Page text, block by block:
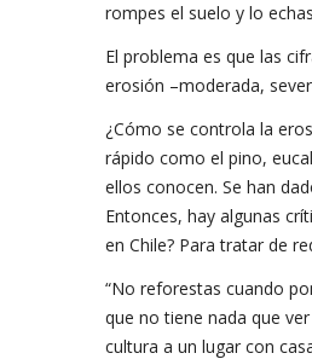
rompes el suelo y lo
El problema es que las
erosión –moderada,
¿Cómo se controla la
rápido como el pino,
ellos conocen. Se han
Entonces, hay algunas
en Chile? Para tratar de
“No reforestas cuando
que no tiene nada que
cultura a un lugar con